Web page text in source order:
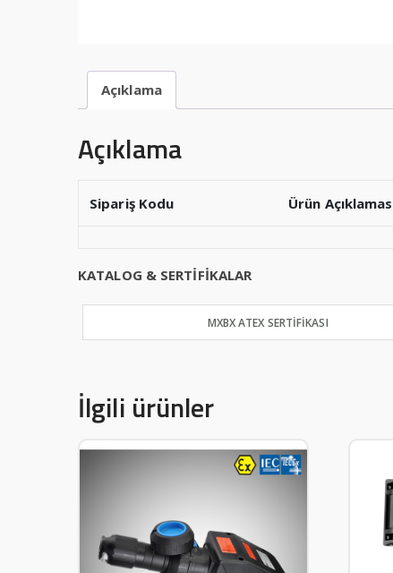
Açıklama
Açıklama
Sipariş Kodu Ürün
KATALOG & SERTİFİKALAR
MXBX ATEX SERTİFİKASI
İlgili ürünler